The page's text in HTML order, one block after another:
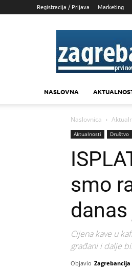
Registracija / Prijava Marketing
NASLOVNA
Naslovnica
Aktualnosti Društvo
smo
danas
Cijena kave u
građani i dalje
Objavio Zagrebancija